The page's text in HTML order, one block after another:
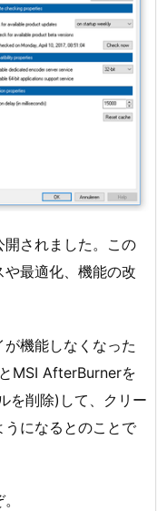
されました。この
最適化、機能の改
機能しなくなった
MSI AfterBurnerを
を削除)して、クリー
うになるとのことで